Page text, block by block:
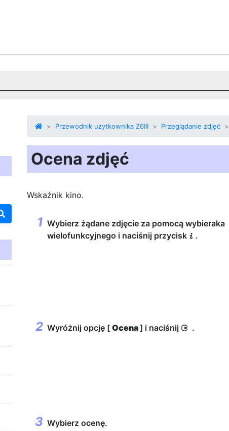
Przewodnik użytkownika Z6III Przeglądanie zdjęć
Ocena zdjęć
Wskaźnik kino.
Wybierz żądane zdjęcie za pomocą wybieraka
wielofunkcyjnego i naciśnij przycisk i .
Wyróżnij opcję [ Ocena] i naciśnij 2 .
Wybierz ocenę.